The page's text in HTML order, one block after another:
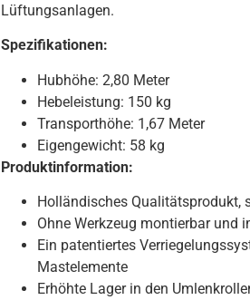
Lüftungsanlagen.
Spezifikationen:
Hubhöhe: 2,80 Meter
Hebeleistung: 150 kg
Transporthöhe: 1,67 Meter
Eigengewicht: 58 kg
Produktinformation:
Holländisches Qualitätsprodukt,
Ohne Werkzeug montierbar und
Ein patentiertes
Mastelemente
Erhöhte Lager in den